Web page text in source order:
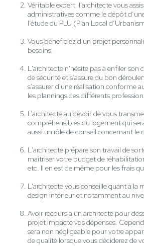
Véritable expert, l'architecte vous
administratives comme le dépôt
l’étude du PLU (Plan Local
Vous bénéficiez d'un projet
besoins.
L'architecte n'hésite pas à enfiler son
de sécurité et s’assure du bon
s'assurer d'une réalisation conforme
les plannings des différents
L’architecte au devoir de vous
compréhensibles du logement qui
aussi un rôle de conseil concernant le
L'architecte prépare son travail de
maîtriser votre budget de
etc. Il en est de même pour les frais
L'architecte vous conseille quant à la
design intérieur et notamment au
Avoir recours à un architecte pour
projet impacte vos dépenses.
sera non négligeable pour votre
de qualité lorsque vous déciderez de